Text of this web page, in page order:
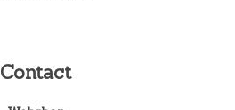
Contact